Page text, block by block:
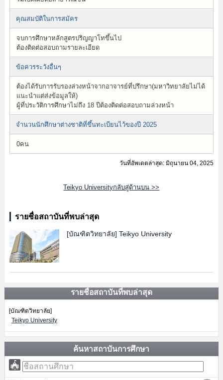
คุณสมบัติในการสมัคร
จบการศึกษาหลักสูตรปริญญาโทขึ้นไป
ต้องติดต่อสอบถามรายละเอียด
ข้อควรระวังอื่นๆ
ต้องได้รับการรับรองล่วงหน้าจากอาจารย์ที่ปรึกษา(มหาวิทยาลัยไม่ได้
แนะนำแต่ส่งข้อมูลให้)
ผู้ที่ประวัติการศึกษาไม่ถึง 18 ปีต้องติดต่อสอบถามล่วงหน้า
จำนวนนักศึกษาต่างชาติที่ขึ้นทะเบียนไว้ของปี 2025
0คน
วันที่อัพเดตล่าสุด: มิถุนายน 04, 2025
Teikyo Universityกลับสู่ด้านบน >>
รายชื่อสถาบันที่พบล่าสุด
[บัณฑิตวิทยาลัย] Teikyo University
รายชื่อสถาบันที่พบล่าสุด
[บัณฑิตวิทยาลัย]
Teikyo University
ค้นหาสถาบันการศึกษา